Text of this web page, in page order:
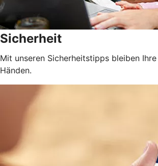
Sicherheit
Mit unseren Sicherheitstipps bleiben
Händen.